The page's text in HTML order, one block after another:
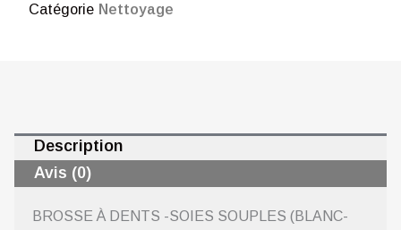
VERT)
Catégorie Nettoyage
Description
Avis (0)
BROSSE À DENTS -SOIES SOUPLES (BLANC-